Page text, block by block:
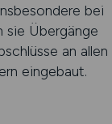
bei
sie Übergänge
an allen
eingebaut.